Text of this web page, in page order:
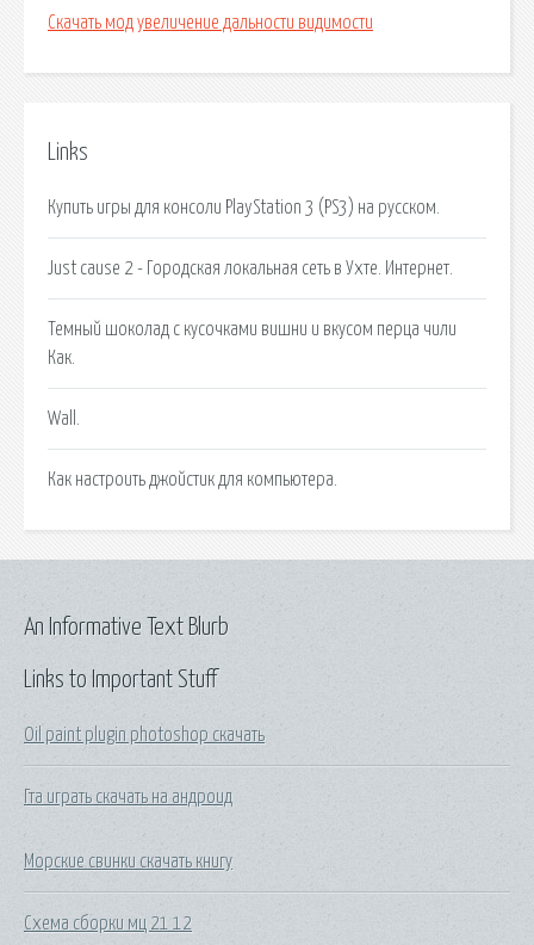
Скачать мод увеличение дальности видимости
Links
Купить игры для консоли PlayStation 3 (PS3) на русском.
Just cause 2 - Городская локальная сеть в Ухте. Интернет.
Темный шоколад с кусочками вишни и вкусом перца чили
Как.
Wall.
Как настроить джойстик для компьютера.
Links to Important Stuff
Oil paint plugin photoshop скачать
Гта играть скачать на андроид
Морские свинки скачать книгу
Схема сборки мц 21 12
An Informative Text Blurb